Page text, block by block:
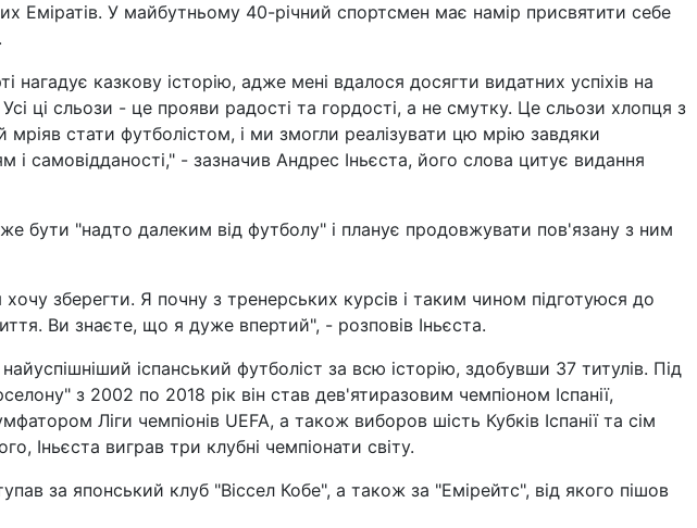
Еміратів. У майбутньому 40-річний спортсмен має намір присвятити себе
нагадує казкову історію, адже мені вдалося досягти видатних успіхів на
Усі ці сльози - це прояви радості та гордості, а не смутку. Це сльози хлопця з
мріяв стати футболістом, і ми змогли реалізувати цю мрію завдяки
і самовідданості," - зазначив Андрес Іньєста, його слова цитує видання
бути "надто далеким від футболу" і планує продовжувати пов'язану з ним
зберегти. Я почну з тренерських курсів і таким чином підготуюся до
Ви знаєте, що я дуже впертий", - розповів Іньєста.
іспанський футболіст за всю історію, здобувши 37 титулів. Під
з 2002 по 2018 рік він став дев'ятиразовим чемпіоном Іспанії,
Ліги чемпіонів UEFA, а також виборов шість Кубків Іспанії та сім
Іньєста виграв три клубні чемпіонати світу.
за японський клуб "Віссел Кобе", а також за "Емірейтс", від якого пішов